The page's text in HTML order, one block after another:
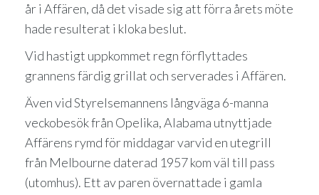
år i Affären, då det visade sig att förra årets möte
hade resulterat i kloka beslut.
Vid hastigt uppkommet regn förflyttades
grannens färdig grillat och serverades i Affären.
Även vid Styrelsemannens långväga 6-manna
veckobesök från Opelika, Alabama utnyttjade
Affärens rymd för middagar varvid en utegrill
från Melbourne daterad 1957 kom väl till pass
(utomhus). Ett av paren övernattade i gamla